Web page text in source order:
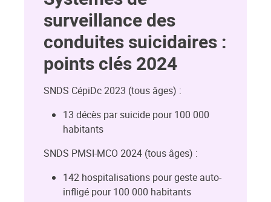
surveillance des
conduites suicidaires :
points clés 2024
SNDS CépiDc 2023 (tous âges) :
13 décès par suicide pour 100 000
habitants
SNDS PMSI-MCO 2024 (tous âges) :
142 hospitalisations pour geste auto-
infligé pour 100 000 habitants